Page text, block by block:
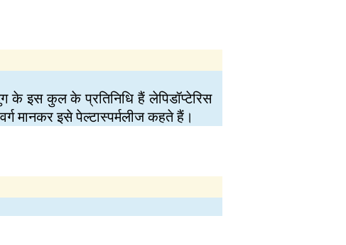
के इस कुल के प्रतिनिधि हैं लेपिडॉप्टेरिस
मानकर इसे पेल्टास्पर्मलीज कहते हैं।